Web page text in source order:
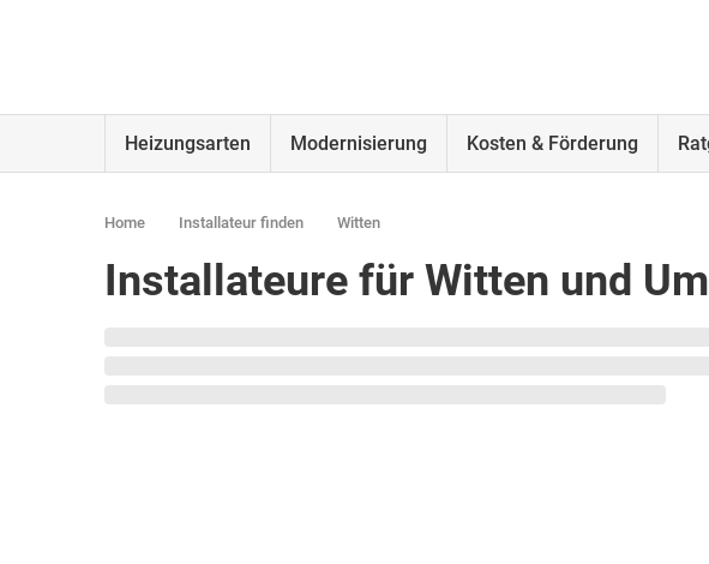
Heizungsarten Modernisierung Kosten & Förderung
Home Installateur finden Witten
Installateure für Witten und